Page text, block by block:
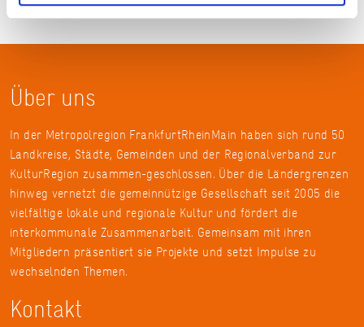
Über uns
In der Metropolregion FrankfurtRheinMain haben sich rund 50
Landkreise, Städte, Gemeinden und der Regionalverband zur
KulturRegion zusammen-geschlossen. Über die Ländergrenzen
hinweg vernetzt die gemeinnützige Gesellschaft seit 2005 die
vielfältige lokale und regionale Kultur und fördert die
interkommunale Zusammenarbeit. Gemeinsam mit ihren
Mitgliedern präsentiert sie Projekte und setzt Impulse zu
wechselnden Themen.
Kontakt